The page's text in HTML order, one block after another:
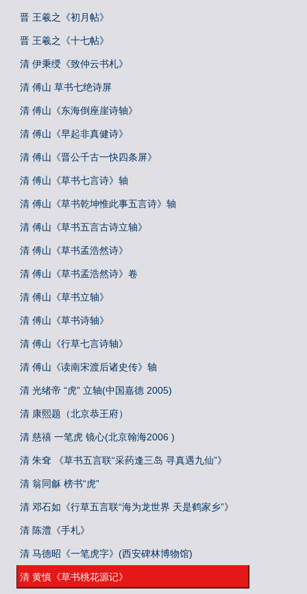
晋 王羲之《初月帖》
晋 王羲之《十七帖》
清 伊秉绶《致仲云书札》
清 傅山 草书七绝诗屏
清 傅山《东海倒座崖诗轴》
清 傅山《早起非真健诗》
清 傅山《晋公千古一快四条屏》
清 傅山《草书七言诗》轴
清 傅山《草书乾坤惟此事五言诗》轴
清 傅山《草书五言古诗立轴》
清 傅山《草书孟浩然诗》
清 傅山《草书孟浩然诗》卷
清 傅山《草书立轴》
清 傅山《草书诗轴》
清 傅山《行草七言诗轴》
清 傅山《读南宋渡后诸史传》轴
清 光绪帝 “虎” 立轴(中国嘉德 2005)
清 康熙题（北京恭王府）
清 慈禧 一笔虎 镜心(北京翰海2006 )
清 朱耷 《草书五言联“采药逢三岛 寻真遇九仙”》
清 翁同龢 榜书“虎”
清 邓石如《行草五言联“海为龙世界 天是鹤家乡”》
清 陈澧《手札》
清 马德昭《一笔虎字》(西安碑林博物馆)
清 黄慎《草书桃花源记》